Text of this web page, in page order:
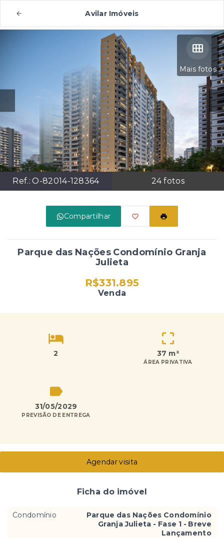
Avilar Imóveis
Mais fotos
Ref.:O-82014-128364 24fotos
Compartilhar
Parque das Nações Condomínio Granja
Julieta
R$331.895
Venda
2 37 m²
ÁREA PRIVATIVA
31/05/2029
PREVISÃO DE ENTREGA
Agendar visita
Ficha do imóvel
Condomínio
Parque das Nações Condomínio
Granja Julieta - Fase 1 - Breve
Lançamento